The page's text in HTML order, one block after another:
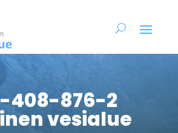
408-876-2
vesialue